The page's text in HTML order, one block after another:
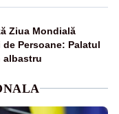
Ziua Mondială
Persoane: Palatul
albastru